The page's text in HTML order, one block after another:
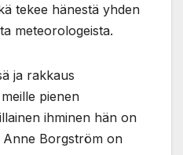
tekee hänestä yhden
meteorologeista.
ja rakkaus
pienen
ihminen hän on
Borgström on